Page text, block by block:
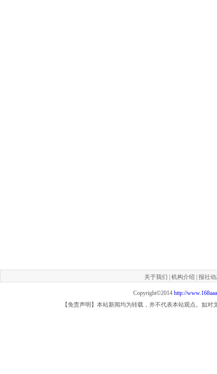
关于我们 机构介绍 报社
Copyright©2014http://
【免责声明】本站新闻均为转载，并不代表本站观点。如